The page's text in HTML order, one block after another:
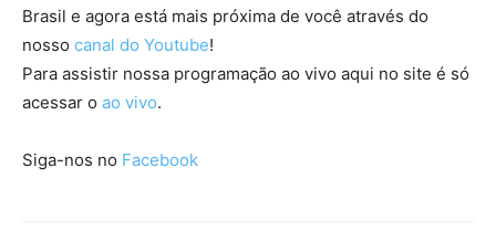
Brasil e agora está mais próxima de você através do
nosso canal do Youtube!
Para assistir nossa programação ao vivo aqui no site é só
acessar o ao vivo.
Siga-nos no Facebook